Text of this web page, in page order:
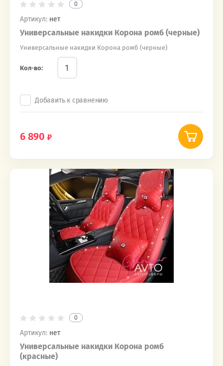
0
Артикул: нет
Универсальные накидки Корона ромб (черные)
Универсальные накидки Корона ромб (черные)
Кол-во:
Добавить к сравнению
6 890
0
Артикул: нет
Универсальные накидки Корона ромб
(красные)